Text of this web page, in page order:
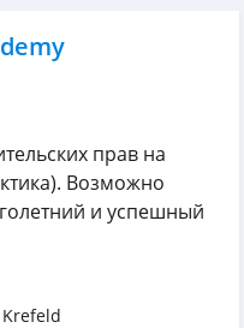
прав на
Возможно
и успешный
Krefeld